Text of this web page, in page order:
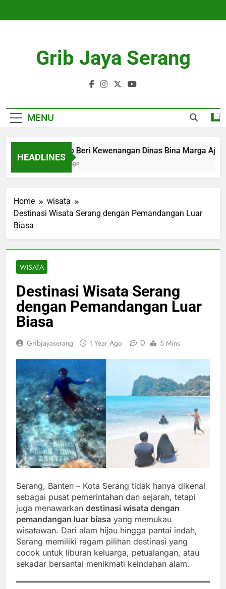
Grib Jaya Serang
MENU
HEADLINES
Pramono Beri Kewenangan Dinas Bina Marga
4 Months Ago
Home
wisata
Destinasi Wisata Serang dengan Pemandangan Luar
Biasa
WISATA
Destinasi Wisata Serang
dengan Pemandangan Luar
Biasa
Gribjayaserang 1 Year Ago 0 5 Mins
Serang, Banten – Kota Serang tidak hanya dikenal
sebagai pusat pemerintahan dan sejarah, tetapi
juga menawarkan destinasi wisata dengan
pemandangan luar biasa yang memukau
wisatawan. Dari alam hijau hingga pantai indah,
Serang memiliki ragam pilihan destinasi yang
cocok untuk liburan keluarga, petualangan, atau
sekadar bersantai menikmati keindahan alam.